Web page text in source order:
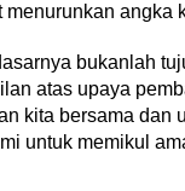
angka
bukanlah
atas upaya
kita bersama dan
untuk memikul